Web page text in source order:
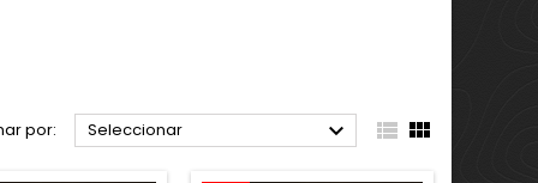
por: Seleccionar   